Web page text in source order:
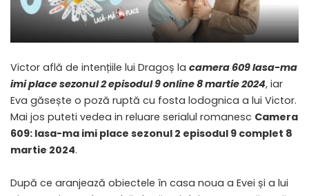
Victor află de intențiile lui Dragoș la camera 609 lasa-ma
imi place sezonul 2 episodul 9 online 8 martie 2024, iar
Eva găsește o poză ruptă cu fosta lodognica a lui Victor.
Mai jos puteti vedea in reluare serialul romanesc Camera
609: lasa-ma imi place sezonul 2 episodul 9 complet 8
martie 2024.
După ce aranjează obiectele în casa noua a Evei și a lui